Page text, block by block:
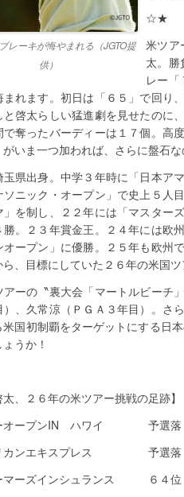
レーキが悔やまれる（JGTO提
供）
米ツア
太。
レー
まれます。初日は「６５」で回り
と啓太らしい猛進劇を見せたのに
で奪ったバーディーは１７個。高
いま一つ加われば、さらに盤石な
玉県出身。中学３年時に「日本ア
ソニック・オープン」で史上５人
」を制し、２２年には「マスター
。２３年賞金王。２４年には欧
オープン」に優勝。２５年も欧州
、目標にしていた２６年の米国ツ
アーの〝裏大会「マートルビーチ
）、久常涼（ＰＧＡ３年目）。さ
国初制覇をターゲットにする日
うか！
太、２６年の米ツアー挑戦の足跡】
オープンIN ハワイ 予選落
カンエキスプレス 予選落
マーズインシュランス ６４位